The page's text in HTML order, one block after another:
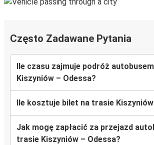
Często Zadawane Pytania
Ile czasu zajmuje podróż
Kiszyniów – Odessa?
Ile kosztuje bilet na trasie
Jak mogę zapłacić za przejazd
trasie Kiszyniów – Odessa?